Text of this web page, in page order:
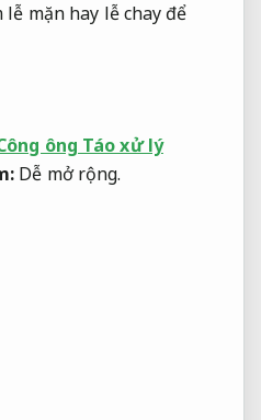
mặn hay lễ chay để
ông Táo xử lý
Dễ mở rộng.